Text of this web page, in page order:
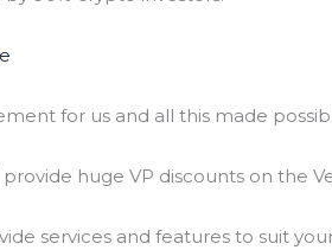
for us and all this made
provide huge VP discounts on the
services and features to suit